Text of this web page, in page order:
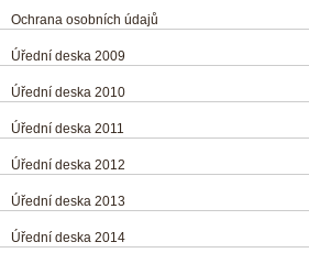
Ochrana osobních údajů
Úřední deska 2009
Úřední deska 2010
Úřední deska 2011
Úřední deska 2012
Úřední deska 2013
Úřední deska 2014